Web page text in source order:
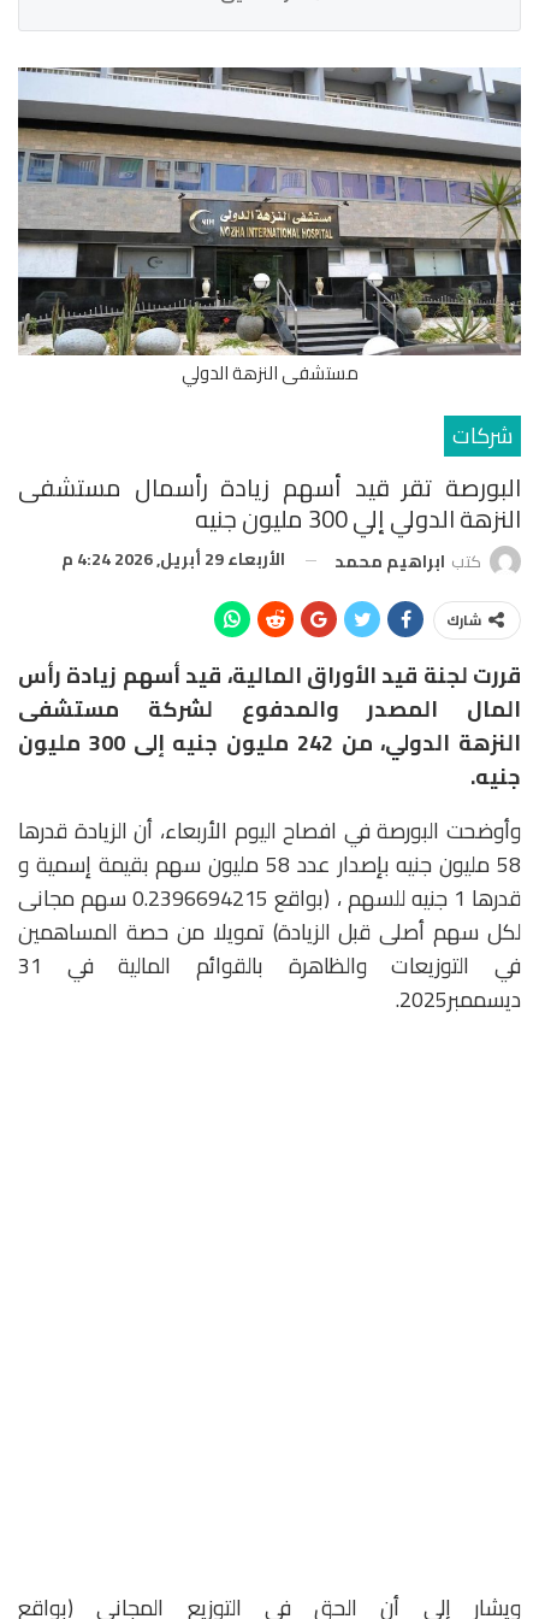
مستشفى النزهة الدولي
شركات
البورصة تقر قيد أسهم زيادة رأسمال مستشفى
النزهة الدولي إلي 300 مليون جنيه
كتب ابراهيم محمد الأربعاء 29 أبريل, 2026 4:24 م
شارك
قررت لجنة قيد الأوراق المالية، قيد أسهم زيادة رأس
المال المصدر والمدفوع لشركة مستشفى
النزهة الدولي، من 242 مليون جنيه إلى 300 مليون
جنيه.
وأوضحت البورصة في افصاح اليوم الأربعاء، أن الزيادة قدرها
58 مليون جنيه بإصدار عدد 58 مليون سهم بقيمة إسمية و
قدرها 1 جنيه للسهم ، (بواقع 0.2396694215 سهم مجانى
لكل سهم أصلى قبل الزيادة) تمويلا من حصة المساهمين
في التوزيعات والظاهرة بالقوائم المالية في 31
ديسممبر2025.
ويشار إلى أن الحق في التوزيع المجاني (بواقع